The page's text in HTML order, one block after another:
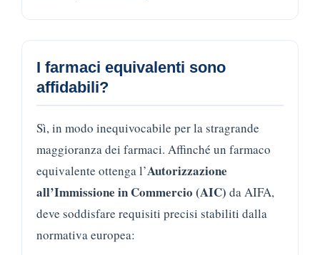
I farmaci equivalenti sono
affidabili?
Sì, in modo inequivocabile per la stragrande
maggioranza dei farmaci. Affinché un farmaco
equivalente ottenga l’Autorizzazione
all’Immissione in Commercio (AIC) da AIFA,
deve soddisfare requisiti precisi stabiliti dalla
normativa europea: